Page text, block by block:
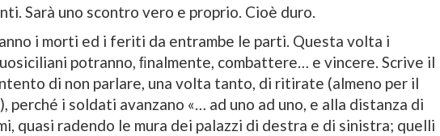
Sarà uno scontro vero e proprio. Cioè duro.
i morti ed i feriti da entrambe le parti. Questa volta i
potranno, ﬁnalmente, combattere… e vincere. Scrive il
di non parlare, una volta tanto, di ritirate (almeno per il
perché i soldati avanzano «… ad uno ad uno, e alla distanza di
quasi radendo le mura dei palazzi di destra e di sinistra; quelli